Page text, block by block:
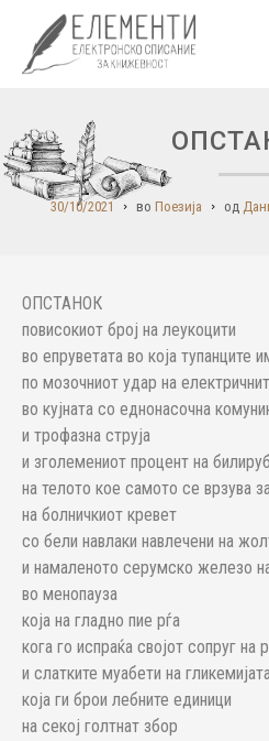
30/10/2021 во Поезија од
ОПСТАНОК
повисокиот број на леукоцити
во епруветата во која тупанците
по мозочниот удар на
во кујната со еднонасочна
и трофазна струја
и зголемениот процент на
на телото кое самото се врзува
на болничкиот кревет
со бели навлаки навлечени на
и намаленото серумско железо
во менопауза
која на гладно пие рѓа
кога го испраќа својот сопруг на
и слатките муабети на
која ги брои лебните единици
на секој голтнат збор